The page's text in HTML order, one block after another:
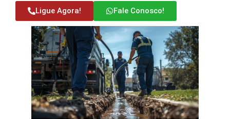
Ligue Agora! Fale Conosco!